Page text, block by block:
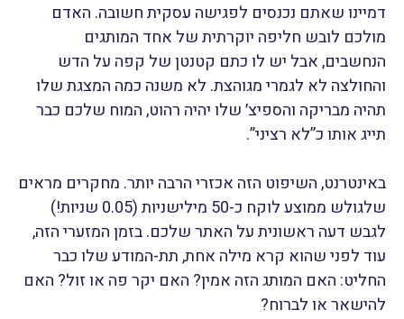
דמיינו שאתם נכנסים לפגישה עסקית חשובה. האדם
מולכם לובש חליפה יוקרתית של אחד המותגים
הנחשבים, אבל יש לו כתם קטנטן של קפה על הדש
והחולצה לא לגמרי מגוהצת. לא משנה כמה המצגת שלו
תהיה מבריקה והספיצ׳ שלו יהיה רהוט, המוח שלכם כבר
תייג אותו כ”לא רציני”.
באינטרנט, השיפוט הזה אכזרי הרבה יותר. מחקרים מראים
שלגולש ממוצע לוקח כ-50 מילישניות (0.05 שניות!)
לגבש דעה ראשונית על האתר שלכם. בזמן המזערי הזה,
עוד לפני שהוא קרא מילה אחת, תת-המודע שלו כבר
החליט: האם המותג הזה אמין? האם יקר פה או זול? האם
להישאר או לברוח?